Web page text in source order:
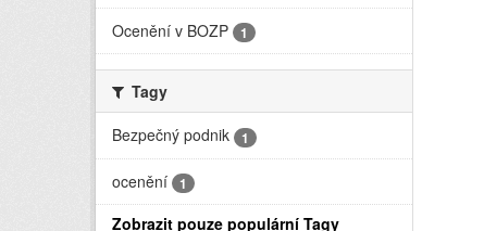
Ocenění v BOZP 1
Tagy
Bezpečný podnik
1
ocenění 1
Zobrazit pouze populární Tagy